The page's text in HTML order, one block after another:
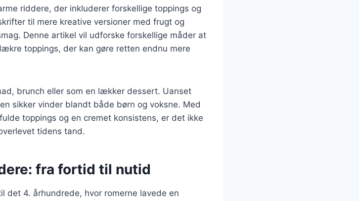
riddere, der inkluderer forskellige toppings og
til mere kreative versioner med frugt og
Denne artikel vil udforske forskellige måder at
toppings, der kan gøre retten endnu mere
brunch eller som en lækker dessert. Uanset
sikker vinder blandt både børn og voksne. Med
toppings og en cremet konsistens, er det ikke
tidens tand.
fra fortid til nutid
det 4. århundrede, hvor romerne lavede en